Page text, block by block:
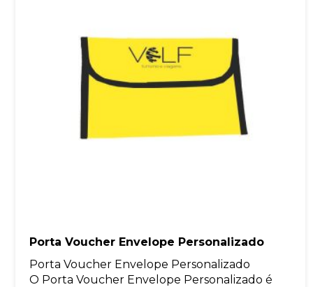
Porta Voucher Envelope Personalizado
Porta Voucher Envelope Personalizado
O Porta Voucher Envelope Personalizado é